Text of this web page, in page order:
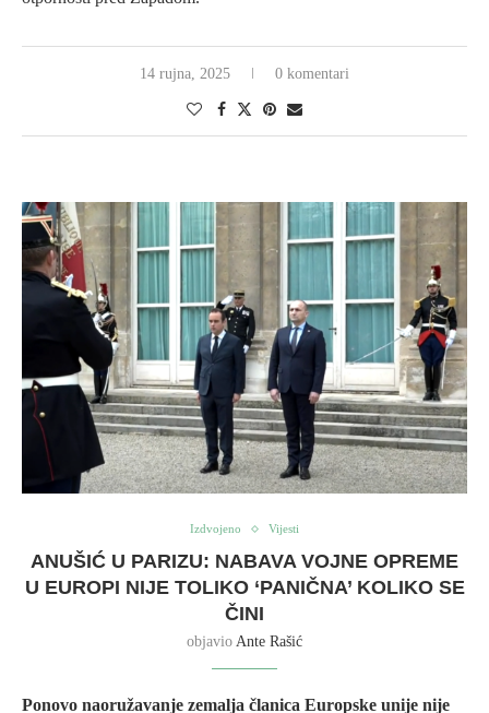
14 rujna, 2025 0 komentari
Izdvojeno Vijesti
ANUŠIĆ U PARIZU: NABAVA VOJNE OPREME
U EUROPI NIJE TOLIKO ‘PANIČNA’ KOLIKO SE
ČINI
objavio Ante Rašić
Ponovo naoružavanje zemalja članica Europske unije nije